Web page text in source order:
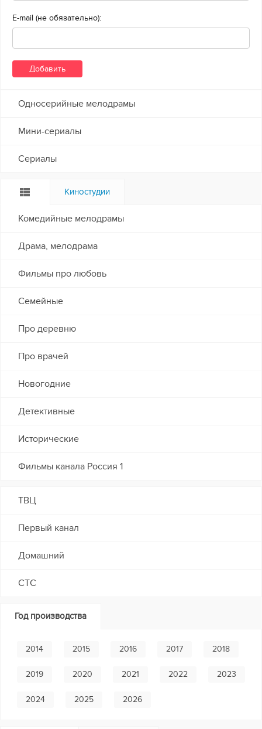
E-mail (не обязательно):
Односерийные мелодрамы
Мини-сериалы
Сериалы
Киностудии
Комедийные мелодрамы
Драма, мелодрама
Фильмы про любовь
Семейные
Про деревню
Про врачей
Новогодние
Детективные
Исторические
Фильмы канала Россия 1
ТВЦ
Первый канал
Домашний
СТС
Год производства
2014 2015 2016 2017 2018
2019 2020 2021 2022 2023
2024 2025 2026